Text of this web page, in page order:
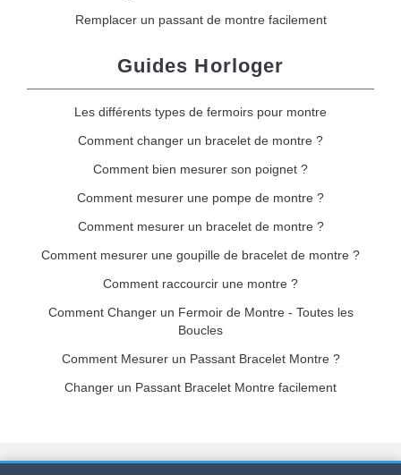
Remplacer un passant de montre facilement
Guides Horloger
Les différents types de fermoirs pour montre
Comment changer un bracelet de montre ?
Comment bien mesurer son poignet ?
Comment mesurer une pompe de montre ?
Comment mesurer un bracelet de montre ?
Comment mesurer une goupille de bracelet de montre ?
Comment raccourcir une montre ?
Comment Changer un Fermoir de Montre - Toutes les
Boucles
Comment Mesurer un Passant Bracelet Montre ?
Changer un Passant Bracelet Montre facilement